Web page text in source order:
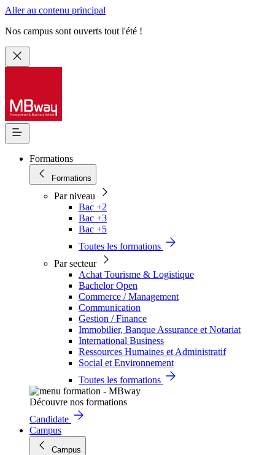
Aller au contenu principal
Nos campus sont ouverts tout l'été !
Formations
Formations
Par niveau
Bac +2
Bac +3
Bac +5
Toutes les formations
Par secteur
Achat Tourisme & Logistique
Bachelor Open
Commerce / Management
Communication
Gestion / Finance
Immobilier, Banque Assurance et Notariat
International Business
Ressources Humaines et Administratif
Social et Environnement
Toutes les formations
Découvre nos formations
Candidate
Campus
Campus